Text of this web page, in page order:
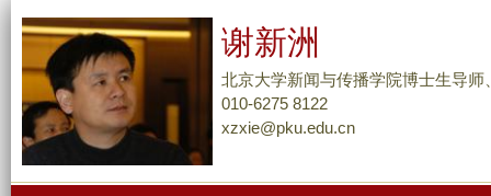
到
主
谢新洲
北京大学新闻与传播学院博士生导师
010-6275 8122
xzxie@pku.edu.cn